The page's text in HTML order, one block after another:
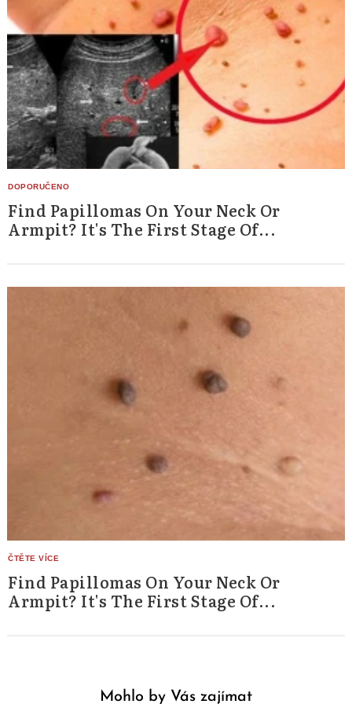
Find Papillomas On Your Neck Or
Armpit? It's The First Stage Of...
Find Papillomas On Your Neck Or
Armpit? It's The First Stage Of...
Mohlo by Vás zajímat